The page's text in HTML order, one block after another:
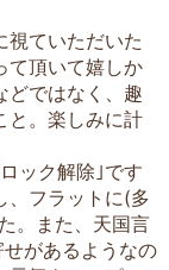
視ていただいた
て頂いて嬉しか
どではなく、趣
と。楽しみに計
ック解除｣です
、フラットに(多
。また、天国言
があるようなの